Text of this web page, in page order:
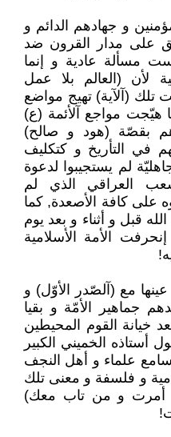
و جهادهم الدائم و
على مدار القرون ضد
مسألة عادية و إنما
لأن (العالم بلا عمل
و هكذا كانت تلك (آلآية) تهيج مواضع
هيّجت مواجع آلأئمة (ع)
بقصّة (هود و صالح)
في التأريخ و كتكليف
لم يستجيبوا لدعوة
العراقي الذي لم
على كافة الأصعدة, كما
قبل و أثناء و بعد يوم
الأمة الأسلامية
مع (آلصّدر الأوّل) و
جماهير الأمّة و بقيا
خيانة القوم المحيطين
الخميني الكبير
علماء و أهل النجف
و فلسفة و معنى تلك
أمرت و من تاب معك)